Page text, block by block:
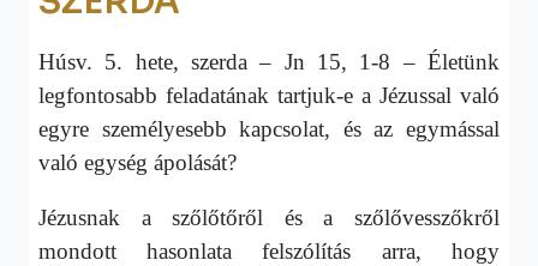
Húsv. 5. hete, szerda – Jn 15, 1-8 – Életünk
legfontosabb feladatának tartjuk-e a Jézussal való
egyre személyesebb kapcsolat, és az egymással
való egység ápolását?
Jézusnak a szőlőtőről és a szőlővesszőkről
mondott hasonlata felszólítás arra, hogy